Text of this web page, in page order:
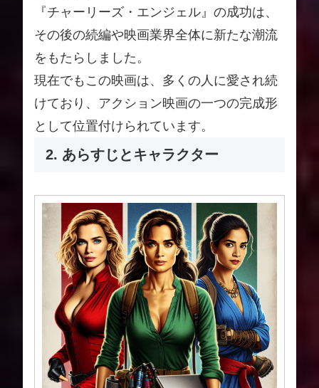
『チャーリーズ・エンジェル』の成功は、
その後の続編や映画業界全体に新たな潮流
をもたらしました。
現在でもこの映画は、多くの人に愛され続
けており、アクション映画の一つの完成形
として位置付けられています。
2. あらすじとキャラクター